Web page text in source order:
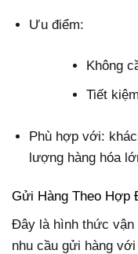
Ưu điểm:
Không
Tiết
Phù hợp với:
lượng hàng hóa
Gửi Hàng Theo Hợp
Đây là hình thức vận
nhu cầu gửi hàng